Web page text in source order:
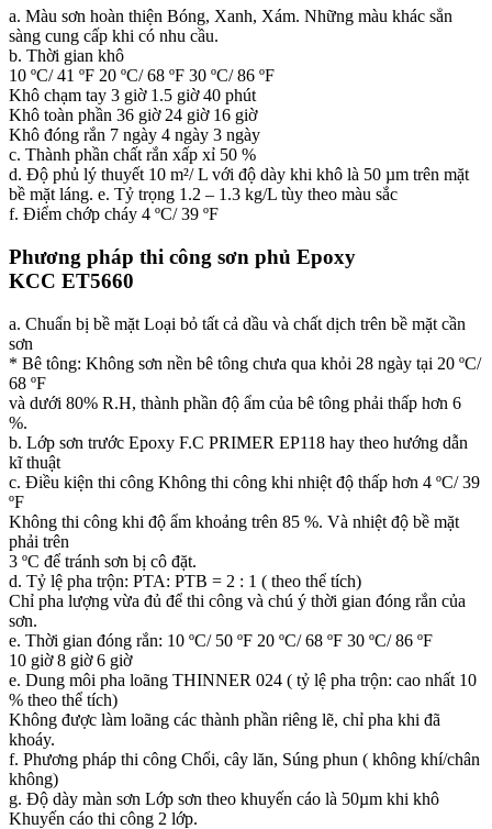
a. Màu sơn hoàn thiện Bóng, Xanh, Xám. Những màu khác sẳn
sàng cung cấp khi có nhu cầu.
b. Thời gian khô
10 ºC/ 41 ºF 20 ºC/ 68 ºF 30 ºC/ 86 ºF
Khô chạm tay 3 giờ 1.5 giờ 40 phút
Khô toàn phần 36 giờ 24 giờ 16 giờ
Khô đóng rắn 7 ngày 4 ngày 3 ngày
c. Thành phần chất rắn xấp xỉ 50 %
d. Độ phủ lý thuyết 10 m²/ L với độ dày khi khô là 50 µm trên mặt
bề mặt láng. e. Tỷ trọng 1.2 – 1.3 kg/L tùy theo màu sắc
f. Điểm chớp cháy 4 ºC/ 39 ºF
Phương pháp thi công sơn phủ Epoxy
KCC ET5660
a. Chuẩn bị bề mặt Loại bỏ tất cả dầu và chất dịch trên bề mặt cần
sơn
* Bê tông: Không sơn nền bê tông chưa qua khỏi 28 ngày tại 20 ºC/
68 ºF
và dưới 80% R.H, thành phần độ ẩm của bê tông phải thấp hơn 6
%.
b. Lớp sơn trước Epoxy F.C PRIMER EP118 hay theo hướng dẫn
kĩ thuật
c. Điều kiện thi công Không thi công khi nhiệt độ thấp hơn 4 ºC/ 39
ºF
Không thi công khi độ ẩm khoảng trên 85 %. Và nhiệt độ bề mặt
phải trên
3 ºC để tránh sơn bị cô đặt.
d. Tỷ lệ pha trộn: PTA: PTB = 2 : 1 ( theo thể tích)
Chỉ pha lượng vừa đủ để thi công và chú ý thời gian đóng rắn của
sơn.
e. Thời gian đóng rắn: 10 ºC/ 50 ºF 20 ºC/ 68 ºF 30 ºC/ 86 ºF
10 giờ 8 giờ 6 giờ
e. Dung môi pha loãng THINNER 024 ( tỷ lệ pha trộn: cao nhất 10
% theo thể tích)
Không được làm loãng các thành phần riêng lẽ, chỉ pha khi đã
khoáy.
f. Phương pháp thi công Chổi, cây lăn, Súng phun ( không khí/chân
không)
g. Độ dày màn sơn Lớp sơn theo khuyến cáo là 50µm khi khô
Khuyến cáo thi công 2 lớp.